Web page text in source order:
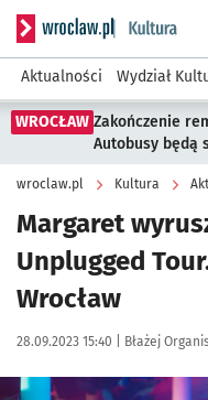
Serwis informacyjny
Aktualności Wydział
WROCŁAW Zakończenie
Autobusy będą
wroclaw.pl Kultura
Margaret
Unplugged
Wrocław
Data publikacji:
28.09.2023 15:40 | Autor:
Błażej
Kliknij, aby powiększyć